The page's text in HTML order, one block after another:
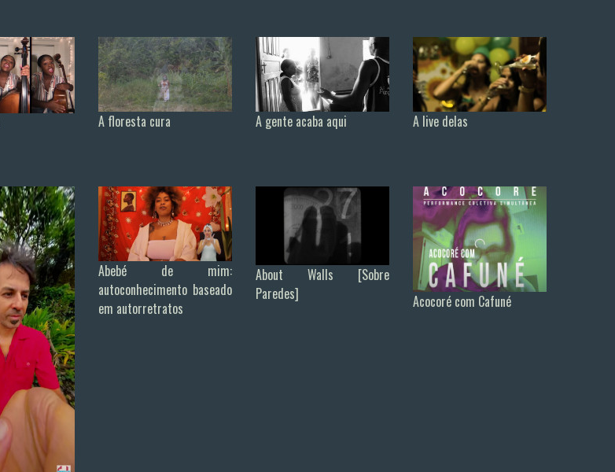
A floresta cura A gente acaba aqui A live delas
Abebé de mim:
autoconhecimento baseado
em autorretratos
About Walls [Sobre
Paredes]
Acocoré com Cafuné